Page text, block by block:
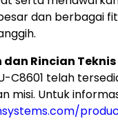
dan berbagai
Rincian Teknis
C8601 telah
misi. Untuk